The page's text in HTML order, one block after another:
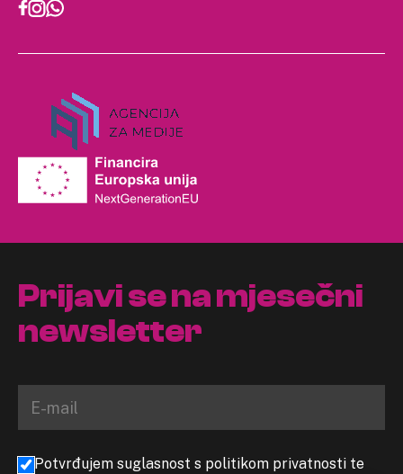
Prijavi se na mjesečni
newsletter
Potvrđujem suglasnost s politikom privatnosti te